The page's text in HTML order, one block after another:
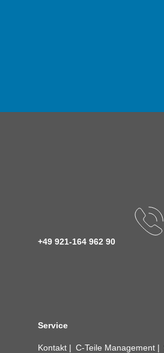
+49 921-164 962 90
Service
Kontakt C-Teile Management